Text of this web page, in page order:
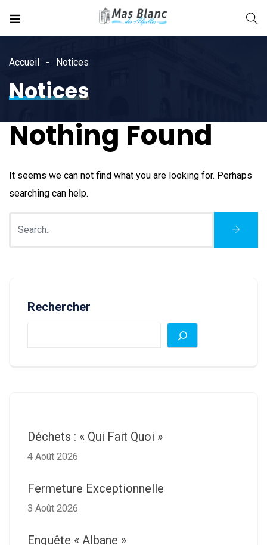
Accueil Notices
Notices
Nothing Found
It seems we can not find what you are looking for. Perhaps
searching can help.
Rechercher
Déchets : « Qui Fait Quoi »
4 Août 2026
Fermeture Exceptionnelle
3 Août 2026
Enquête « Albane »